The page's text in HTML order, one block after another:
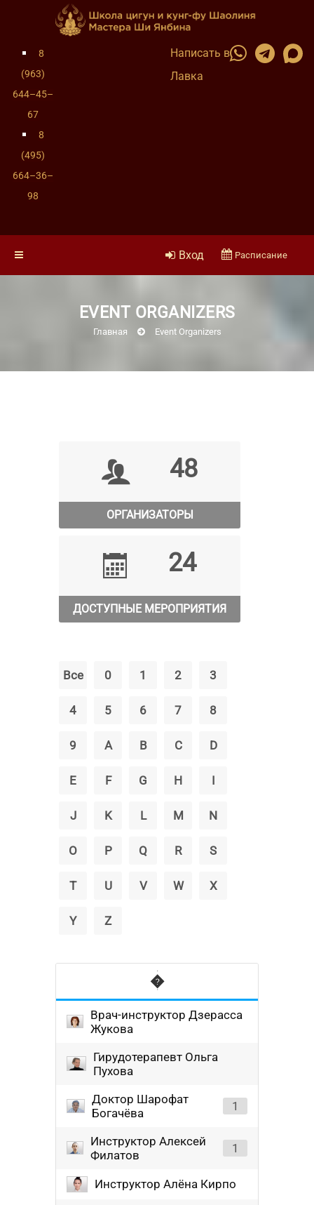
8
(963)
644–45–
67
8
(495)
664–36–
98
Написать в
Лавка
Вход Расписание
EVENT ORGANIZERS
Главная Event Organizers
48
ОРГАНИЗАТОРЫ
24
ДОСТУПНЫЕ МЕРОПРИЯТИЯ
Все 0 1 2 3
4 5 6 7 8
9 A B C D
E F G H I
J K L M N
O P Q R S
T U V W X
Y Z
�
Врач-инструктор Дзерасса
Жукова
Гирудотерапевт Ольга
Пухова
Доктор Шарофат
Богачёва
1
Инструктор Алексей
Филатов
1
Инструктор Алёна Кирпо